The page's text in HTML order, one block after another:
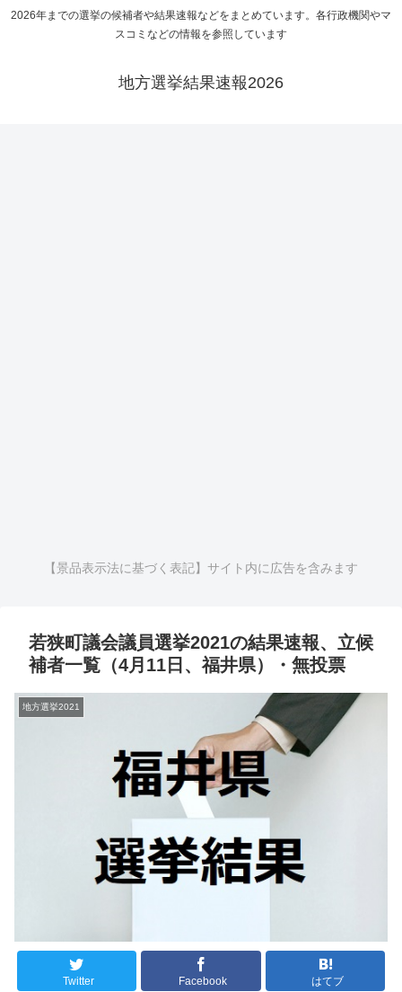
2026年までの選挙の候補者や結果速報などをまとめています。各行政機関やマ
スコミなどの情報を参照しています
地方選挙結果速報2026
【景品表示法に基づく表記】サイト内に広告を含みます
若狭町議会議員選挙2021の結果速報、立候
補者一覧（4月11日、福井県）・無投票
地方選挙2021
Twitter Facebook はてブ